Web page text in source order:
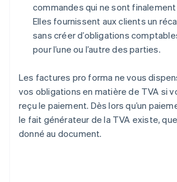
commandes qui ne sont
Elles fournissent aux clients un
sans créer d’obligations
pour l’une ou l’autre des parties.
Les factures pro forma ne vous
vos obligations en matière de TVA si
reçu le paiement. Dès lors qu’un
le fait générateur de la TVA existe,
donné au document.